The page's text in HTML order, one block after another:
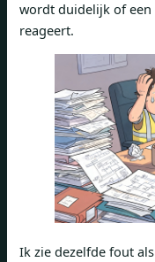
wordt duidelijk of
reageert.
Ik zie dezelfde fout